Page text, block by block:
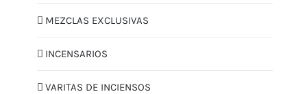
MEZCLAS EXCLUSIVAS
INCENSARIOS
VARITAS DE INCIENSOS